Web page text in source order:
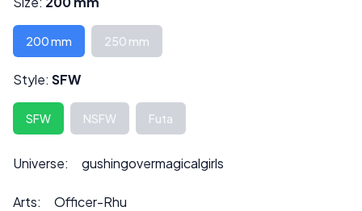
wymagać montażu.
Wysokość może być dostosowana na życzenie, co
Skontaktuj się z nami pod adresem ***
info@sultry3dprints.com*** w sprawie indywidualnych
zamówień lub jeśli chcesz, abyśmy pomalowali produkt.
200 mm 250 mm
Style: SFW
SFW NSFW Futa
Universe: gushingovermagicalgirls
Arts: Officer-Rhu